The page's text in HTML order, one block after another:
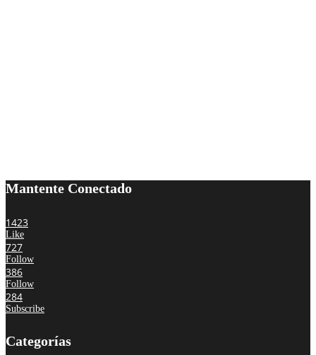
Mantente Conectado
1423
Like
727
Follow
386
Follow
284
Subscribe
Categorías